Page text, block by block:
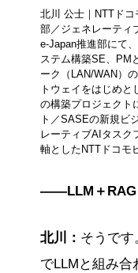
北川 公士｜NTTド
部／ジェネレーティ
e-Japan推進部にて
ステム構築SE、PM
ーク（LAN/WAN）
トウェイをはじめ
の構築プロジェクト
ト／SASEの新規ビ
レーティブAIタスク
軸としたNTTドコモ
――LLM＋RAG
北川： そうです
でLLMと組み合